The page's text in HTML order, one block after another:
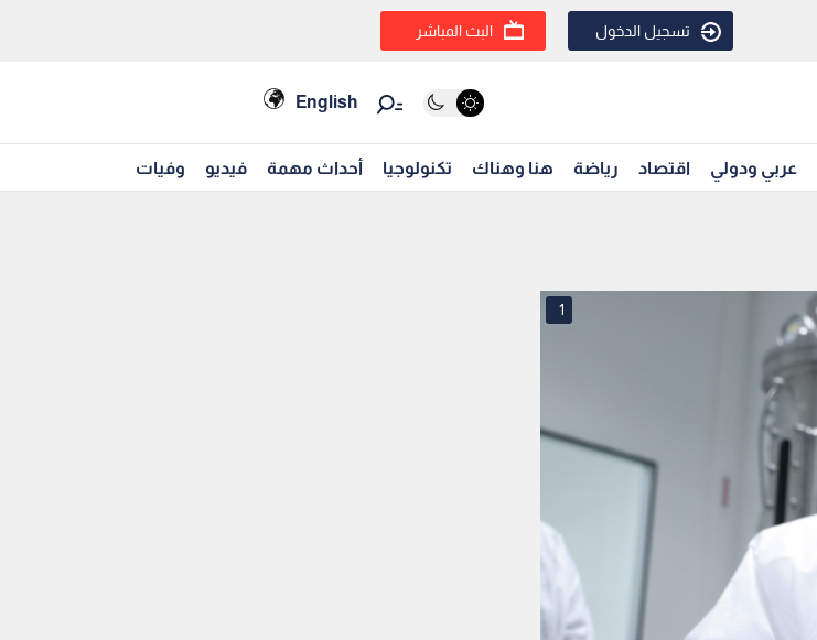
تسجيل الدخول البث المباشر
English
عربي ودولي اقتصاد رياضة هنا وهناك تكنولوجيا أحداث مهمة فيديو وفيات
1